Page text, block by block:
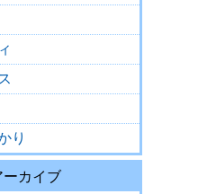
り
ーカイブ